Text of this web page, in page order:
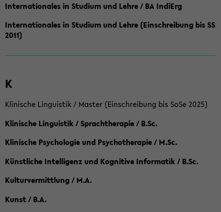
Internationales in Studium und Lehre / BA IndiErg
Internationales in Studium und Lehre (Einschreibung bis SS
2011)
K
Klinische Linguistik / Master (Einschreibung bis SoSe 2025)
Klinische Linguistik / Sprachtherapie / B.Sc.
Klinische Psychologie und Psychotherapie / M.Sc.
Künstliche Intelligenz und Kognitive Informatik / B.Sc.
Kulturvermittlung / M.A.
Kunst / B.A.